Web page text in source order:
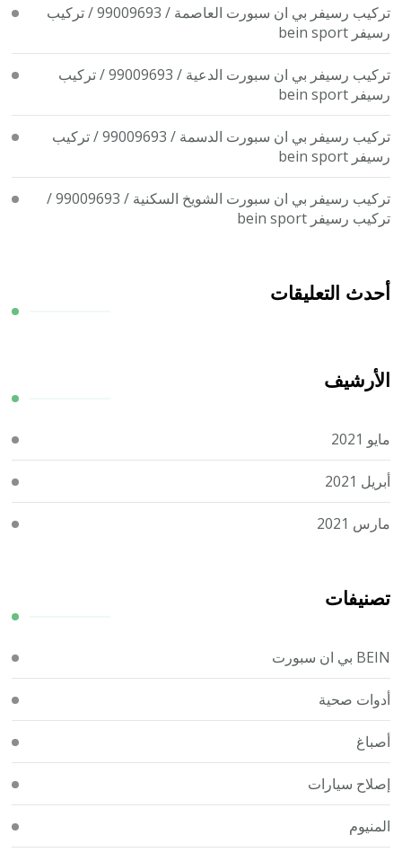
تركيب رسيفر بي ان سبورت العاصمة / 99009693 / تركيب
رسيفر bein sport
تركيب رسيفر بي ان سبورت الدعية / 99009693 / تركيب
رسيفر bein sport
تركيب رسيفر بي ان سبورت الدسمة / 99009693 / تركيب
رسيفر bein sport
تركيب رسيفر بي ان سبورت الشويخ السكنية / 99009693 /
تركيب رسيفر bein sport
أحدث التعليقات
الأرشيف
مايو 2021
أبريل 2021
مارس 2021
تصنيفات
BEIN بي ان سبورت
أدوات صحية
أصباغ
إصلاح سيارات
المنيوم